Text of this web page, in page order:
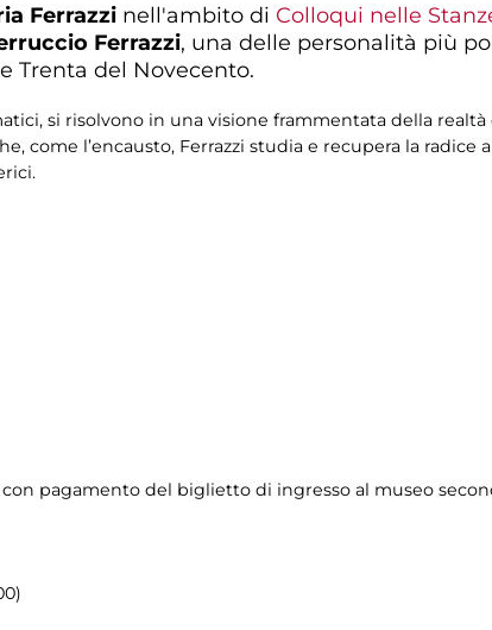
Ferrazzi nell'ambito di Colloqui nelle
Ferrazzi, una delle personalità più
Trenta del Novecento.
si risolvono in una visione frammentata della
come l’encausto, Ferrazzi studia e recupera la radice
pagamento del biglietto di ingresso al museo